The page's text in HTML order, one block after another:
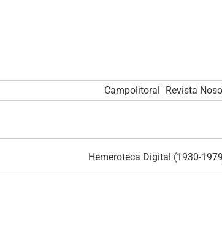
Campolitoral Revista
Hemeroteca Digital (1930-